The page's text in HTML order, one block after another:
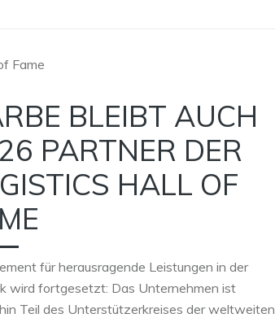
Fame
BLEIBT AUCH
PARTNER DER
HALL OF
für herausragende Leistungen in der
wird fortgesetzt: Das Unternehmen ist
Teil des Unterstützerkreises der weltweiten